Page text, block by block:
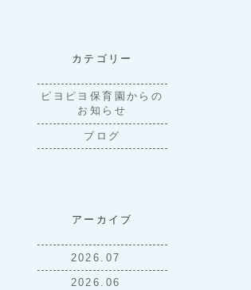
カテゴリー
ピヨピヨ保育園からの
お知らせ
ブログ
アーカイブ
2026.07
2026.06